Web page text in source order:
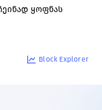
ყოფნას
Block Explorer